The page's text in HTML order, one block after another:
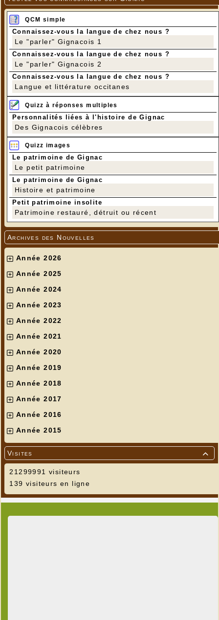
QCM simple
Connaissez-vous la langue de chez nous ?
Le "parler" Gignacois 1
Connaissez-vous la langue de chez nous ?
Le "parler" Gignacois 2
Connaissez-vous la langue de chez nous ?
Langue et littérature occitanes
Quizz à réponses multiples
Personnalités liées à l'histoire de Gignac
Des Gignacois célèbres
Quizz images
Le patrimoine de Gignac
Le petit patrimoine
Le patrimoine de Gignac
Histoire et patrimoine
Petit patrimoine insolite
Patrimoine restauré, détruit ou récent
Archives des Nouvelles
Année 2026
Année 2025
Année 2024
Année 2023
Année 2022
Année 2021
Année 2020
Année 2019
Année 2018
Année 2017
Année 2016
Année 2015

Visites
21299991 visiteurs
139 visiteurs en ligne